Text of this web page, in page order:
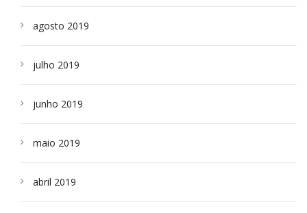
agosto 2019
julho 2019
junho 2019
maio 2019
abril 2019